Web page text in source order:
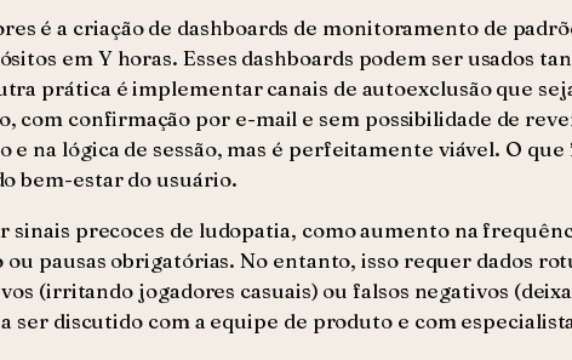
é a criação de dashboards de monitoramento de
em Y horas. Esses dashboards podem ser usados
prática é implementar canais de autoexclusão que
com confirmação por e-mail e sem possibilidade de
na lógica de sessão, mas é perfeitamente viável. O que
bem-estar do usuário.
precoces de ludopatia, como aumento na
pausas obrigatórias. No entanto, isso requer dados
(irritando jogadores casuais) ou falsos negativos
discutido com a equipe de produto e com